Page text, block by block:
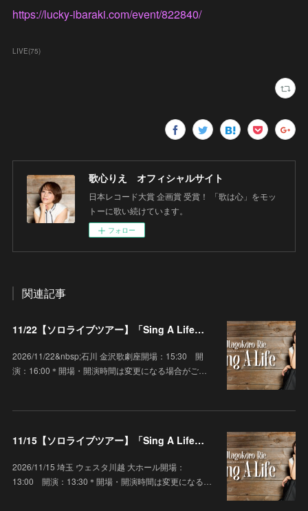
https://lucky-ibaraki.com/event/822840/
LIVE(75)
歌心りえ オフィシャルサイト
日本レコード大賞 企画賞 受賞！ 「歌は心」をモッ
トーに歌い続けています。
フォロー
関連記事
11/22【ソロライブツアー】「Sing A Life」石川 金沢歌劇座
2026/11/22&nbsp;石川 金沢歌劇座開場：15:30 開
演：16:00＊開場・開演時間は変更になる場合がご…
11/15【ソロライブツアー】「Sing A Life」埼玉 ウェスタ川越 大ホール
2026/11/15 埼玉 ウェスタ川越 大ホール開場：
13:00 開演：13:30＊開場・開演時間は変更になる…